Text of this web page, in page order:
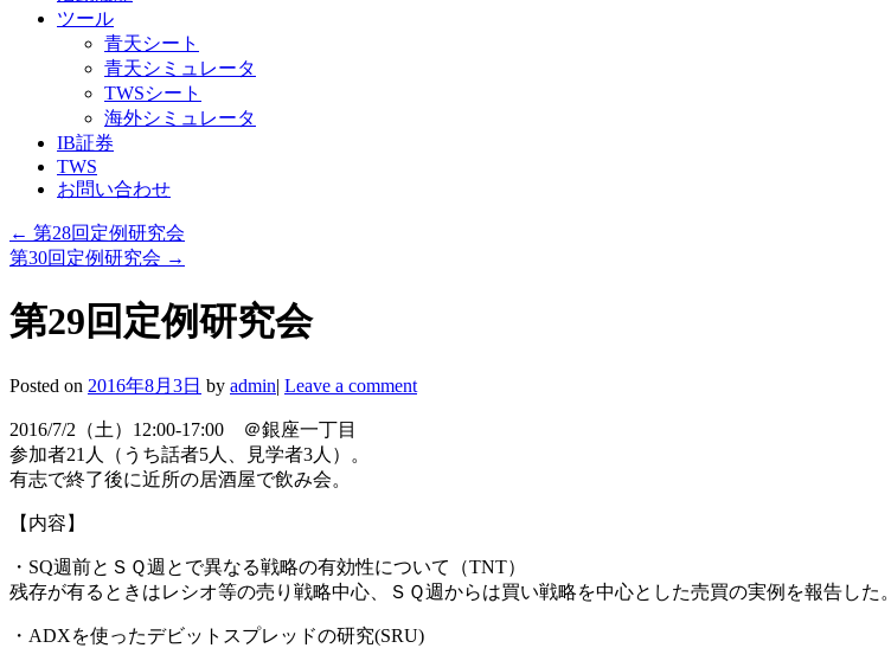
ツール
青天シート
青天シミュレータ
TWSシート
海外シミュレータ
IB証券
TWS
お問い合わせ
← 第28回定例研究会
第30回定例研究会 →
第29回定例研究会
Posted on 2016年8月3日 by admin| Leave a comment
2016/7/2（土）12:00-17:00 ＠銀座一丁目
参加者21人（うち話者5人、見学者3人）。
有志で終了後に近所の居酒屋で飲み会。
【内容】
・SQ週前とＳＱ週とで異なる戦略の有効性について（TNT）
残存が有るときはレシオ等の売り戦略中心、ＳＱ週からは買い戦略を中心とした売買の実例を報告した。
・ADXを使ったデビットスプレッドの研究(SRU)